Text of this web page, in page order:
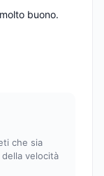
buono.
che sia
velocità